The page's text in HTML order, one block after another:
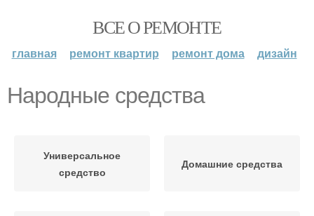
ВСЕ О РЕМОНТЕ
главная ремонт квартир ремонт дома дизайн
Народные средства
Универсальное
средство
Домашние средства